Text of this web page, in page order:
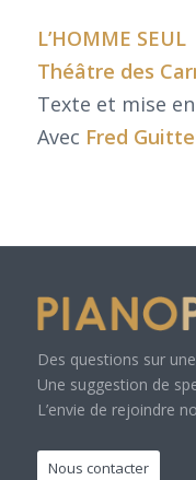
L’HOMME SEUL
Théâtre des
Texte et mise
Avec Fred
Des questions sur
Une suggestion de
L’envie de rejoindre
Nous contacter